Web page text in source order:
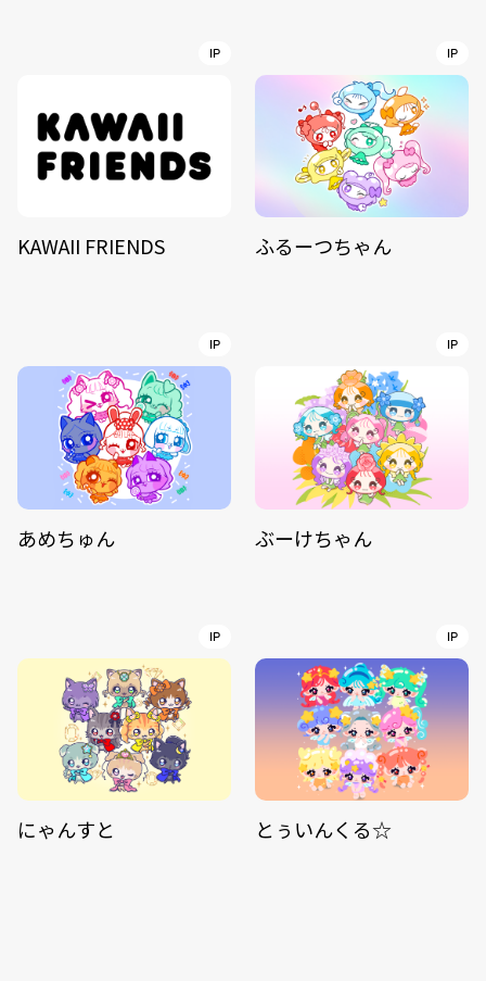
IP
KAWAII FRIENDS
IP
ふるーつちゃん
IP
あめちゅん
IP
ぶーけちゃん
IP
にゃんすと
IP
とぅいんくる☆